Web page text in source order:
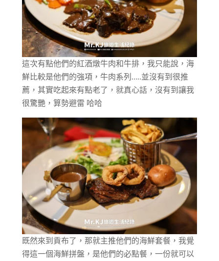
這次有點他們的紅酒燉牛肉和牛排，我只能說，海
鮮比較是他們的強項，牛肉系列…..並沒有到很推
薦，其實吃起來有點老了，就真心話，沒有到讓我
很驚艷，算勢避雷 哈哈
既然來到貢布了，那就主推他們的海鮮套餐，我覺
得這一個海鮮拼盤，是他們的必點餐，一份就可以